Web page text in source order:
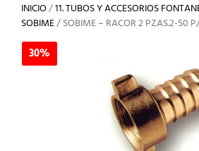
INICIO/11. TUBOS Y ACCESORIOS
SOBIME/ SOBIME – RACOR 2 PZAS.2-50
30%
30%